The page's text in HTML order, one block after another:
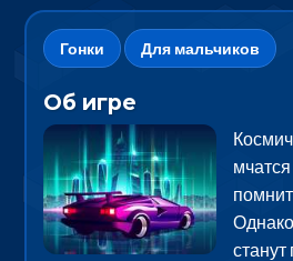
Гонки Для мальчиков
Об игре